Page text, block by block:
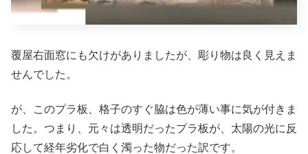
覆屋右面窓にも欠けがありましたが、彫り物は良く見えま
せんでした。
が、このプラ板、格子のすぐ脇は色が薄い事に気が付きま
した。つまり、元々は透明だったプラ板が、太陽の光に反
応して経年劣化で白く濁った物だった訳です。